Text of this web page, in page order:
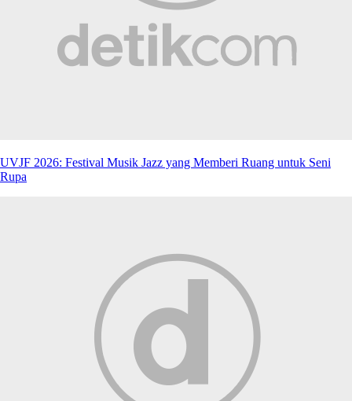
UVJF 2026: Festival Musik Jazz yang Memberi Ruang untuk Seni
Rupa